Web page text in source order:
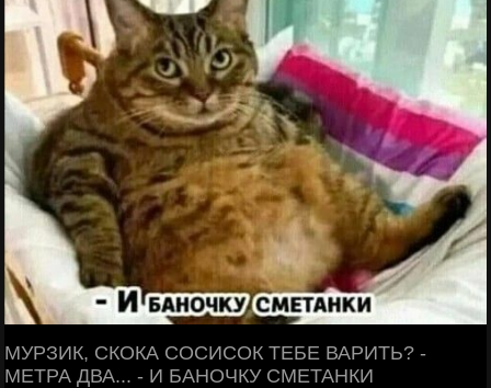
МУРЗИК, СКОКА СОСИСОК ТЕБЕ ВАРИТЬ? -
МЕТРА ДВА... - И БАНОЧКУ СМЕТАНКИ